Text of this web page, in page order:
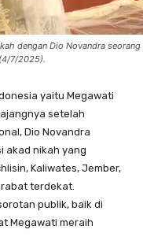
dengan Dio Novandra seorang
7/2025).
yaitu Megawati
setelah
Dio Novandra
akad nikah yang
Kaliwates, Jember,
terdekat.
publik, baik di
Megawati meraih